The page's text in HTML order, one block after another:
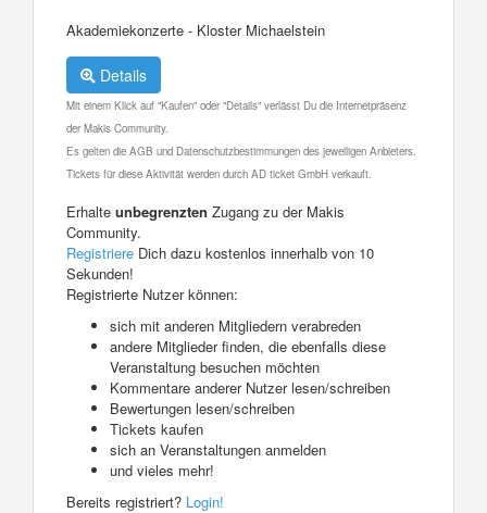
Akademiekonzerte - Kloster Michaelstein
Details
Mit einem Klick auf "Kaufen" oder "Details" verlässt Du die Internetpräsenz
der Makis Community.
Es gelten die AGB und Datenschutzbestimmungen des jeweiligen Anbieters.
Tickets für diese Aktivität werden durch AD ticket GmbH verkauft.
Erhalte unbegrenzten Zugang zu der Makis
Community.
Registriere Dich dazu kostenlos innerhalb von 10
Sekunden!
Registrierte Nutzer können:
sich mit anderen Mitgliedern verabreden
andere Mitglieder finden, die ebenfalls diese
Veranstaltung besuchen möchten
Kommentare anderer Nutzer lesen/schreiben
Bewertungen lesen/schreiben
Tickets kaufen
sich an Veranstaltungen anmelden
und vieles mehr!
Bereits registriert? Login!